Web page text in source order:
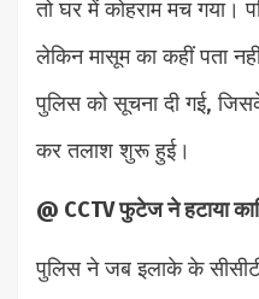
तो घर में कोहराम मच गया।
लेकिन मासूम का कहीं पता
पुलिस को सूचना दी गई,
कर तलाश शुरू हुई।
@ CCTV फुटेज ने हटाया
पुलिस ने जब इलाके के